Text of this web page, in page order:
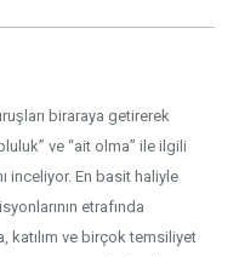
biraraya getirerek
ve “ait olma” ile ilgili
inceliyor. En basit haliyle
etrafında
katılım ve birçok temsiliyet